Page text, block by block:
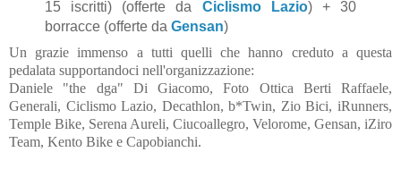
15 iscritti) (offerte da Ciclismo Lazio) + 30
borracce (offerte da Gensan)
Un grazie immenso a tutti quelli che hanno creduto a questa
pedalata supportandoci nell'organizzazione:
Daniele "the dga" Di Giacomo, Foto Ottica Berti Raffaele,
Generali, Ciclismo Lazio, Decathlon, b*Twin, Zio Bici, iRunners,
Temple Bike, Serena Aureli, Ciucoallegro, Velorome, Gensan, iZiro
Team, Kento Bike e Capobianchi.